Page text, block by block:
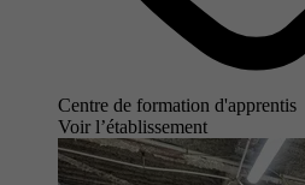
Centre de formation d'apprentis
Voir l’établissement